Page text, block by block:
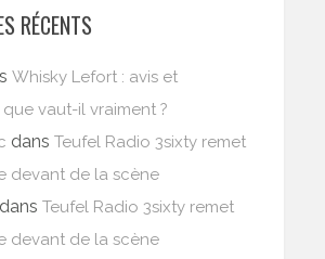
RÉCENTS
Whisky Lefort : avis et
vaut-il vraiment ?
dansTeufel Radio 3sixty remet
devant de la scène
dansTeufel Radio 3sixty remet
devant de la scène